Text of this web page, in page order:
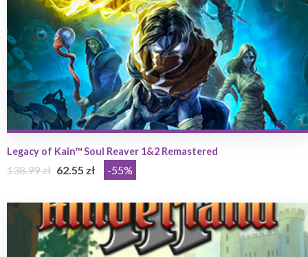
Legacy of Kain™ Soul Reaver 1&2 Remastered
138.99 zł 62.55 zł -55%